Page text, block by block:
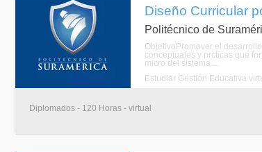
Diseño Curricular
Politécnico de
ObjetivoPromover el
conceptuales y prcticas que
micro del sistema ...
Estudiar Gestión Educativa
Diplomados - 120 Horas - virtual